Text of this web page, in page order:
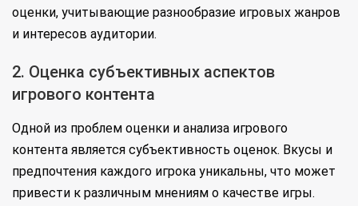
оценки, учитывающие разнообразие игровых жанров
и интересов аудитории.
2. Оценка субъективных аспектов
игрового контента
Одной из проблем оценки и анализа игрового
контента является субъективность оценок. Вкусы и
предпочтения каждого игрока уникальны, что может
привести к различным мнениям о качестве игры.